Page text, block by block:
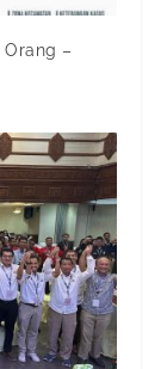
Orang –